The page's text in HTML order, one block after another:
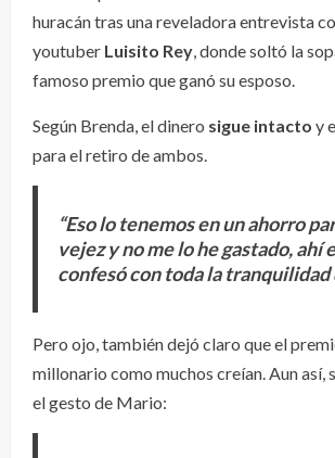
huracán tras una reveladora entrevista
youtuber Luisito Rey, donde soltó la
famoso premio que ganó su esposo.
Según Brenda, el dinero sigue intacto y
para el retiro de ambos.
“Eso lo tenemos en un ahorro
vejez y no me lo he gastado, ahí
confesó con toda la tranquilidad
Pero ojo, también dejó claro que el
millonario como muchos creían. Aun así,
el gesto de Mario: